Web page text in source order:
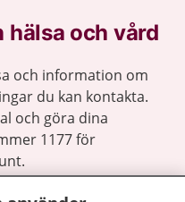
och vård
och information om
du kan kontakta.
och göra dina
1177 för
bättre.